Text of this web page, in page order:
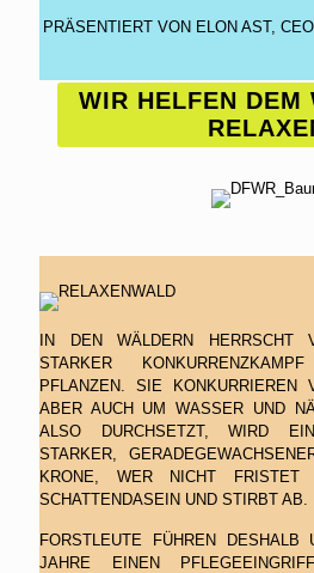
PRÄSENTIERT VON ELON AST,
WIR HELFEN DEM
IN DEN WÄLDERN HERRSCHT
STARKER
PFLANZEN. SIE KONKURRIEREN
ABER AUCH UM WASSER UND
ALSO DURCHSETZT, WIRD
TARKER,
RONE, WER NICHT FRISTET
CHATTENDASEIN UND STIRBT AB.
FORSTLEUTE FÜHREN DESHALB
JAHRE EINEN